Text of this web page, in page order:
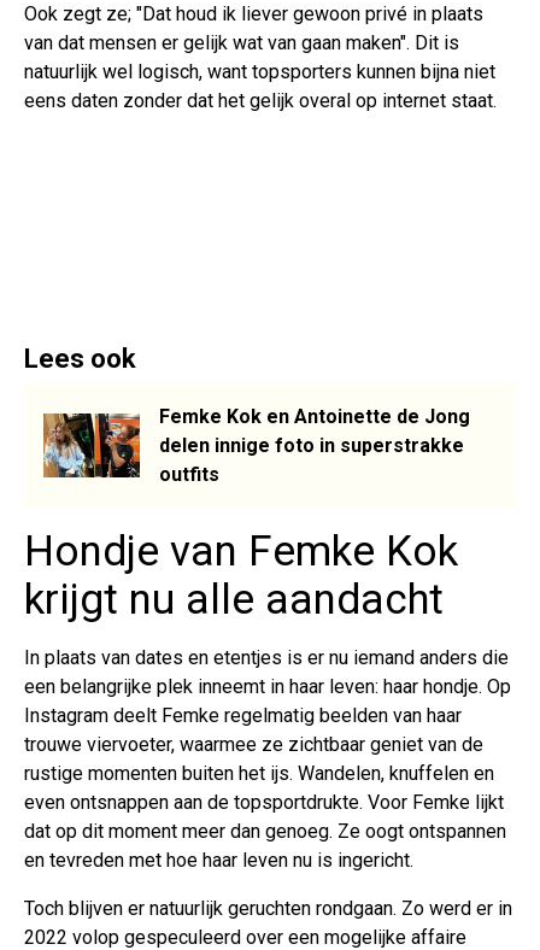
Ook zegt ze; "Dat houd ik liever gewoon privé in plaats
van dat mensen er gelijk wat van gaan maken". Dit is
natuurlijk wel logisch, want topsporters kunnen bijna niet
eens daten zonder dat het gelijk overal op internet staat.
Lees ook
Femke Kok en Antoinette de Jong
delen innige foto in superstrakke
outfits
Hondje van Femke Kok
krijgt nu alle aandacht
In plaats van dates en etentjes is er nu iemand anders die
een belangrijke plek inneemt in haar leven: haar hondje. Op
Instagram deelt Femke regelmatig beelden van haar
trouwe viervoeter, waarmee ze zichtbaar geniet van de
rustige momenten buiten het ijs. Wandelen, knuffelen en
even ontsnappen aan de topsportdrukte. Voor Femke lijkt
dat op dit moment meer dan genoeg. Ze oogt ontspannen
en tevreden met hoe haar leven nu is ingericht.
Toch blijven er natuurlijk geruchten rondgaan. Zo werd er in
2022 volop gespeculeerd over een mogelijke affaire